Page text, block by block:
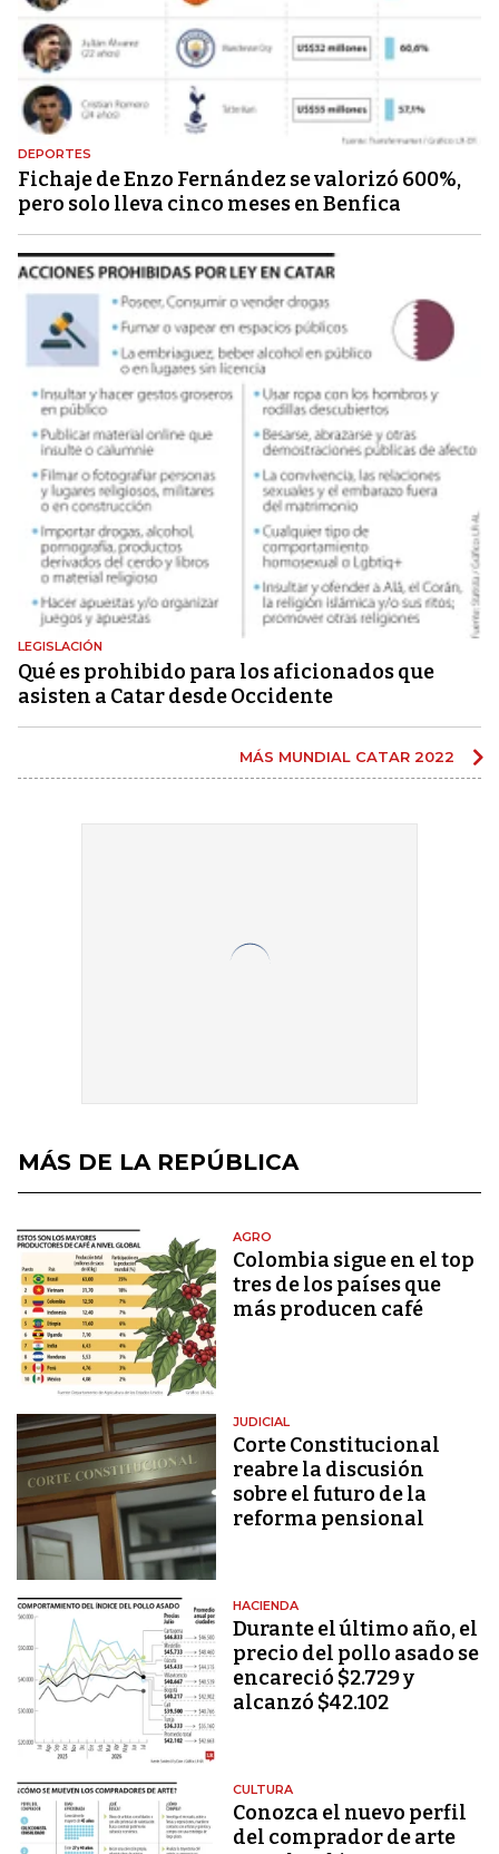
DEPORTES
Fichaje de Enzo Fernández se valorizó 600%,
pero solo lleva cinco meses en Benfica
LEGISLACIÓN
Qué es prohibido para los aficionados que
asisten a Catar desde Occidente
MÁS MUNDIAL CATAR 2022
MÁS DE LA REPÚBLICA
AGRO
Colombia sigue en el top
tres de los países que
más producen café
JUDICIAL
Corte Constitucional
reabre la discusión
sobre el futuro de la
reforma pensional
HACIENDA
Durante el último año, el
precio del pollo asado se
encareció $2.729 y
alcanzó $42.102
CULTURA
Conozca el nuevo perfil
del comprador de arte